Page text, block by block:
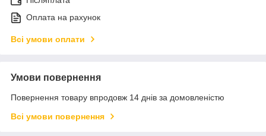
Оплата на рахунок
Всі умови оплати
Умови повернення
Повернення товару впродовж 14 днів за домовленістю
Всі умови повернення